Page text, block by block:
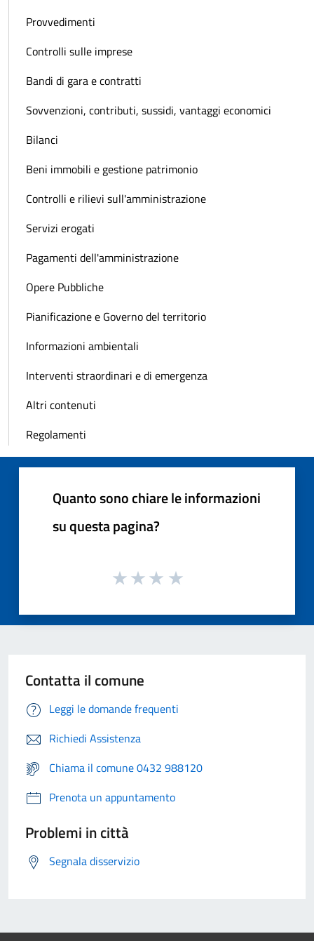
Provvedimenti
Controlli sulle imprese
Bandi di gara e contratti
Sovvenzioni, contributi, sussidi, vantaggi economici
Bilanci
Beni immobili e gestione patrimonio
Controlli e rilievi sull'amministrazione
Servizi erogati
Pagamenti dell'amministrazione
Opere Pubbliche
Pianificazione e Governo del territorio
Informazioni ambientali
Interventi straordinari e di emergenza
Altri contenuti
Regolamenti
Quanto sono chiare le informazioni
su questa pagina?
Contatta il comune
Leggi le domande frequenti
Richiedi Assistenza
Chiama il comune 0432 988120
Prenota un appuntamento
Problemi in città
Segnala disservizio